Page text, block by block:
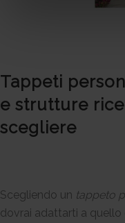
Tappeti
e strutture
scegliere
Scegliendo un tappeto
dovrai adattarti a quello